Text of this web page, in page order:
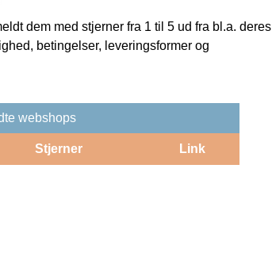
dem med stjerner fra 1 til 5 ud fra bl.a. deres
betingelser, leveringsformer og
webshops
Stjerner Link